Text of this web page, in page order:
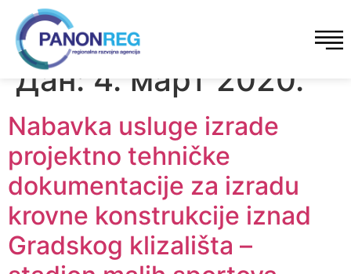
Дан: 4. март 2020.
Nabavka usluge izrade
projektno tehničke
dokumentacije za izradu
krovne konstrukcije iznad
Gradskog klizališta –